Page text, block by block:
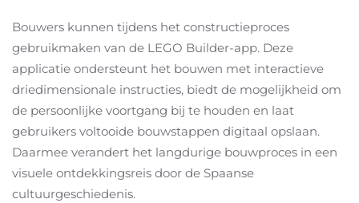
Bouwers kunnen tijdens het constructieproces
gebruikmaken van de LEGO Builder-app. Deze
applicatie ondersteunt het bouwen met interactieve
driedimensionale instructies, biedt de mogelijkheid om
de persoonlijke voortgang bij te houden en laat
gebruikers voltooide bouwstappen digitaal opslaan.
Daarmee verandert het langdurige bouwproces in een
visuele ontdekkingsreis door de Spaanse
cultuurgeschiedenis.